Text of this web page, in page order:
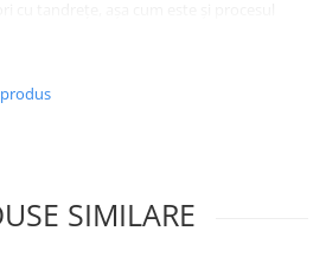
o poveste în alta, te trece printr-un
răscolește conștiința. Cu imagini care
la figura maternă. Rușinea de a-ți dori
eliberator. Ce proces cu adevărat eroic
SIMILARE